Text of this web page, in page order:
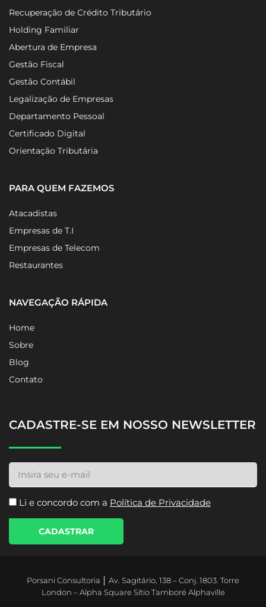
O QUE FAZEMOS
Recuperação de Crédito Tributário
Holding Familiar
Abertura de Empresa
Gestão Fiscal
Gestão Contábil
Legalização de Empresas
Departamento Pessoal
Certificado Digital
PARA QUEM FAZEMOS
Atacadistas
Empresas de T.I
Empresas de Telecom
NAVEGAÇÃO RÁPIDA
Home
Sobre
Blog
CADASTRE-SE EM NOSSO NEWSLETTER
Política de Privacidade